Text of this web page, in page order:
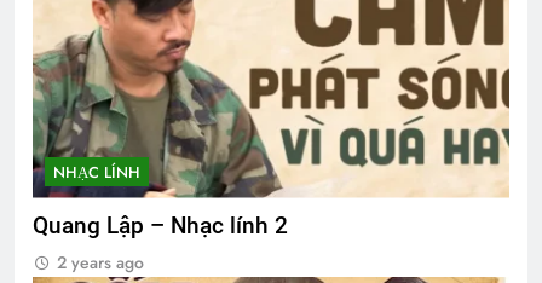
NHẠC LÍNH
Quang Lập – Nhạc lính 2
2 years ago